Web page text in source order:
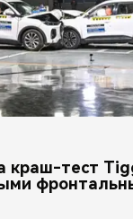
краш-тест